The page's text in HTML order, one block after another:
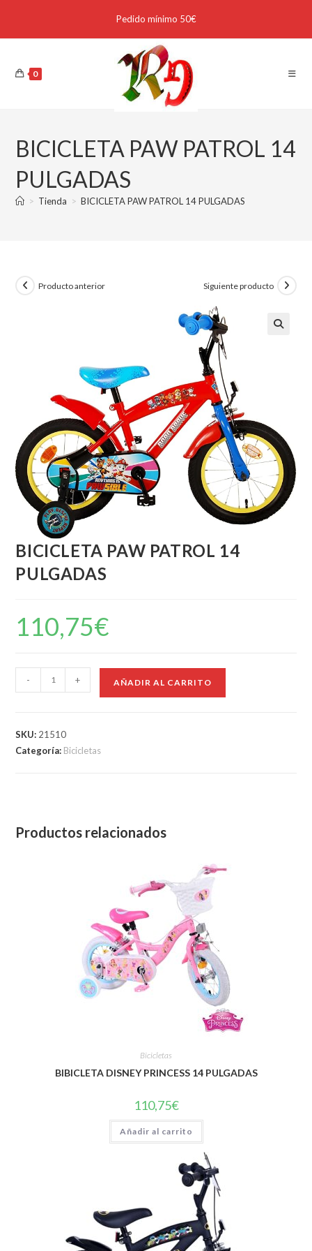
Pedido mínimo 50€
0
BICICLETA PAW PATROL 14
PULGADAS
> Tienda > BICICLETA PAW PATROL 14 PULGADAS
Producto anterior Siguiente producto
BICICLETA PAW PATROL 14
PULGADAS
110,75€
- + AÑADIR AL CARRITO
SKU: 21510
Categoría: Bicicletas
Productos relacionados
Bicicletas
BIBICLETA DISNEY PRINCESS 14 PULGADAS
110,75€
Añadir al carrito